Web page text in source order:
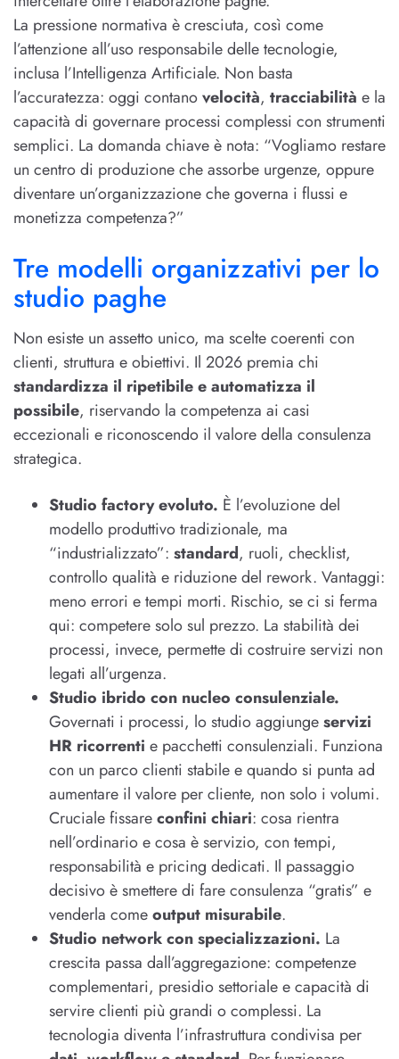
La pressione normativa è cresciuta, così come
l’attenzione all’uso responsabile delle tecnologie,
inclusa l’Intelligenza Artificiale. Non basta
l’accuratezza: oggi contanovelocità, tracciabilità e la
capacità di governare processi complessi con strumenti
semplici. La domanda chiave è nota: “Vogliamo restare
un centro di produzione che assorbe urgenze, oppure
diventare un’organizzazione che governa i flussi e
monetizza competenza?”
Tre modelli organizzativi per lo
studio paghe
Non esiste un assetto unico, ma scelte coerenti con
clienti, struttura e obiettivi. Il 2026 premia chi
standardizza il ripetibile e automatizza il
possibile, riservando la competenza ai casi
eccezionali e riconoscendo il valore della consulenza
strategica.
Studio factory evoluto. È l’evoluzione del
modello produttivo tradizionale, ma
“industrializzato”: standard, ruoli, checklist,
controllo qualità e riduzione del rework. Vantaggi:
meno errori e tempi morti. Rischio, se ci si ferma
qui: competere solo sul prezzo. La stabilità dei
processi, invece, permette di costruire servizi non
legati all’urgenza.
Studio ibrido con nucleo consulenziale.
Governati i processi, lo studio aggiungeservizi
HR ricorrenti e pacchetti consulenziali. Funziona
con un parco clienti stabile e quando si punta ad
aumentare il valore per cliente, non solo i volumi.
Cruciale fissareconfini chiari: cosa rientra
nell’ordinario e cosa è servizio, con tempi,
responsabilità e pricing dedicati. Il passaggio
decisivo è smettere di fare consulenza “gratis” e
venderla comeoutput misurabile.
Studio network con specializzazioni. La
crescita passa dall’aggregazione: competenze
complementari, presidio settoriale e capacità di
servire clienti più grandi o complessi. La
tecnologia diventa l’infrastruttura condivisa per